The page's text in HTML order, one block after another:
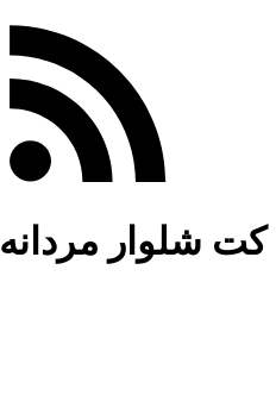
کت شلوار مردانه